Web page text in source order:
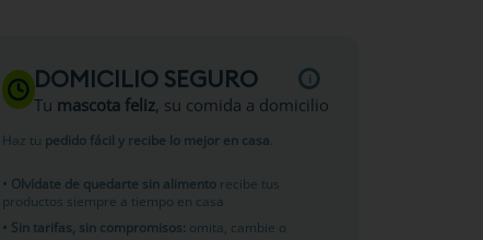
DOMICILIO SEGURO
Tu mascota feliz, su comida a domicilio
Haz tu pedido fácil y recibe lo mejor en casa
• Olvídate de quedarte sin alimentorecibe tus
productos siempre a tiempo en casa
• Sin tarifas, sin compromisos: omita, cambie o